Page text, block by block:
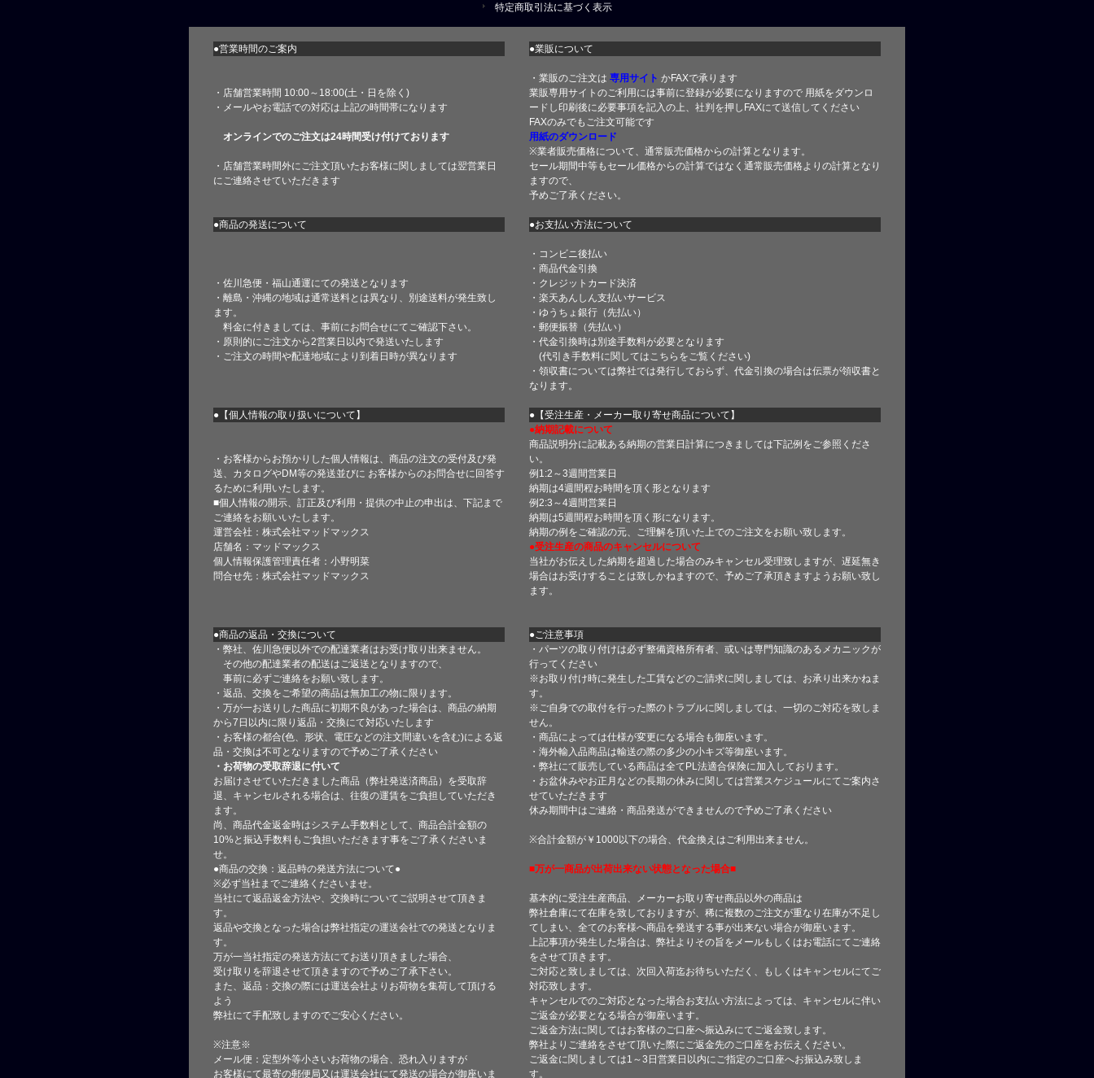
特定商取引法に基づく表示
●営業時間のご案内 ●業販について
・店舗営業時間 10:00～18:00(土・日を除く)
・メールやお電話での対応は上記の時間帯になります
オンラインでのご注文は24時間受け付けております
・店舗営業時間外にご注文頂いたお客様に関しましては翌営業日
にご連絡させていただきます
・業販のご注文は 専用サイト かFAXで承ります
業販専用サイトのご利用には事前に登録が必要になりますので 用紙をダウンロ
ードし印刷後に必要事項を記入の上、社判を押しFAXにて送信してください
FAXのみでもご注文可能です
用紙のダウンロード
※業者販売価格について、通常販売価格からの計算となります。
セール期間中等もセール価格からの計算ではなく通常販売価格よりの計算となり
ますので、
予めご了承ください。
●商品の発送について ●お支払い方法について
・佐川急便・福山通運にての発送となります
・離島・沖縄の地域は通常送料とは異なり、別途送料が発生致し
ます。
料金に付きましては、事前にお問合せにてご確認下さい。
・原則的にご注文から2営業日以内で発送いたします
・ご注文の時間や配達地域により到着日時が異なります
・コンビニ後払い
・商品代金引換
・クレジットカード決済
・楽天あんしん支払いサービス
・ゆうちょ銀行（先払い）
・郵便振替（先払い）
・代金引換時は別途手数料が必要となります
(代引き手数料に関しては こちら をご覧ください)
・領収書については弊社では発行しておらず、代金引換の場合は伝票が領収書と
なります。
●【個人情報の取り扱いについて】 ●【受注生産・メーカー取り寄せ商品について】
・お客様からお預かりした個人情報は、商品の注文の受付及び発
送、カタログやDM等の発送並びに お客様からのお問合せに回答す
るために利用いたします。
■個人情報の開示、訂正及び利用・提供の中止の申出は、下記まで
ご連絡をお願いいたします。
運営会社：株式会社マッドマックス
店舗名：マッドマックス
個人情報保護管理責任者：小野明菜
問合せ先：株式会社マッドマックス
●納期記載について
商品説明分に記載ある納期の営業日計算につきましては下記例をご参照くださ
い。
例1:2～3週間営業日
納期は4週間程お時間を頂く形となります
例2:3～4週間営業日
納期は5週間程お時間を頂く形になります。
納期の例をご確認の元、ご理解を頂いた上でのご注文をお願い致します。
●受注生産の商品のキャンセルについて
当社がお伝えした納期を超過した場合のみキャンセル受理致しますが、遅延無き
場合はお受けすることは致しかねますので、予めご了承頂きますようお願い致し
ます。
●商品の返品・交換について
●ご注意事項
・弊社、佐川急便以外での配達業者はお受け取り出来ません。
その他の配達業者の配送はご返送となりますので、
事前に必ずご連絡をお願い致します。
・返品、交換をご希望の商品は無加工の物に限ります。
・万が一お送りした商品に初期不良があった場合は、商品の納期
から7日以内に限り返品・交換にて対応いたします
・お客様の都合(色、形状、電圧などの注文間違いを含む)による返
品・交換は不可となりますので予めご了承ください
・お荷物の受取辞退に付いて
お届けさせていただきました商品（弊社発送済商品）を受取辞
退、キャンセルされる場合は、往復の運賃をご負担していただき
ます。
尚、商品代金返金時はシステム手数料として、商品合計金額の
10%と振込手数料もご負担いただきます事をご了承くださいま
せ。
●商品の交換：返品時の発送方法について●
※必ず当社までご連絡くださいませ。
当社にて返品返金方法や、交換時についてご説明させて頂きま
す。
返品や交換となった場合は弊社指定の運送会社での発送となりま
す。
万が一当社指定の発送方法にてお送り頂きました場合、
受け取りを辞退させて頂きますので予めご了承下さい。
また、返品：交換の際には運送会社よりお荷物を集荷して頂ける
よう
弊社にて手配致しますのでご安心ください。
※注意※
メール便：定型外等小さいお荷物の場合、恐れ入りますが
お客様にて最寄の郵便局又は運送会社にて発送の場合が御座いま
・パーツの取り付けは必ず整備資格所有者、或いは専門知識のあるメカニックが
行ってください
※お取り付け時に発生した工賃などのご請求に関しましては、お承り出来かねま
す。
※ご自身での取付を行った際のトラブルに関しましては、一切のご対応を致しま
せん。
・商品によっては仕様が変更になる場合も御座います。
・海外輸入品商品は輸送の際の多少の小キズ等御座います。
・弊社にて販売している商品は全てPL法適合保険に加入しております。
・お盆休みやお正月などの長期の休みに関しては営業スケジュールにてご案内さ
せていただきます
休み期間中はご連絡・商品発送ができませんので予めご了承ください
※合計金額が￥1000以下の場合、代金換えはご利用出来ません。
■万が一商品が出荷出来ない状態となった場合■
基本的に受注生産商品、メーカーお取り寄せ商品以外の商品は
弊社倉庫にて在庫を致しておりますが、稀に複数のご注文が重なり在庫が不足し
てしまい、全てのお客様へ商品を発送する事が出来ない場合が御座います。
上記事項が発生した場合は、弊社よりその旨をメールもしくはお電話にてご連絡
をさせて頂きます。
ご対応と致しましては、次回入荷迄お待ちいただく、もしくはキャンセルにてご
対応致します。
キャンセルでのご対応となった場合お支払い方法によっては、キャンセルに伴い
ご返金が必要となる場合が御座います。
ご返金方法に関してはお客様のご口座へ振込みにてご返金致します。
弊社よりご連絡をさせて頂いた際にご返金先のご口座をお伝えください。
ご返金に関しましては1～3日営業日以内にご指定のご口座へお振込み致しま
す。